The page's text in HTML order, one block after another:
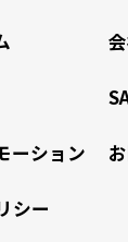
ーション
シー